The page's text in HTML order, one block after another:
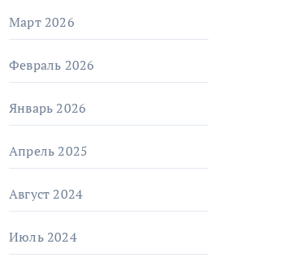
Март 2026
Февраль 2026
Январь 2026
Апрель 2025
Август 2024
Июль 2024